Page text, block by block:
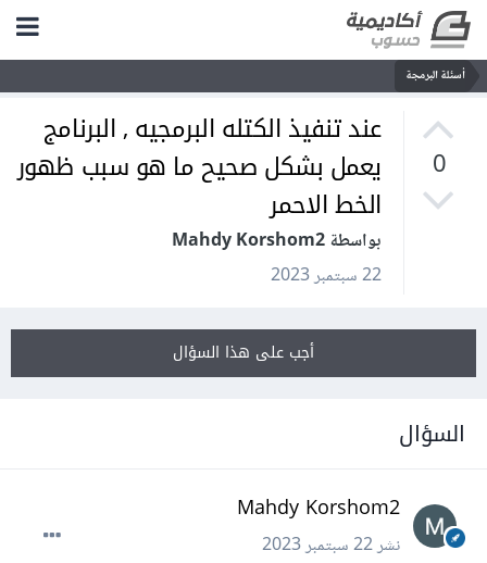
أسئلة البرمجة
0
عند تنفيذ الكتله البرمجيه , البرنامج
يعمل بشكل صحيح ما هو سبب ظهور
الخط الاحمر
بواسطة Mahdy Korshom2
22 سبتمبر 2023
أجب على هذا السؤال
السؤال
Mahdy Korshom2
نشر22 سبتمبر 2023